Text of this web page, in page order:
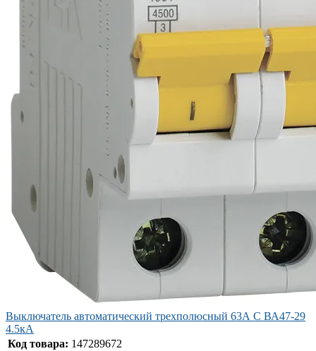
Выключатель автоматический трехполюсный 63А C ВА47-29
4.5кА
Код товара: 147289672